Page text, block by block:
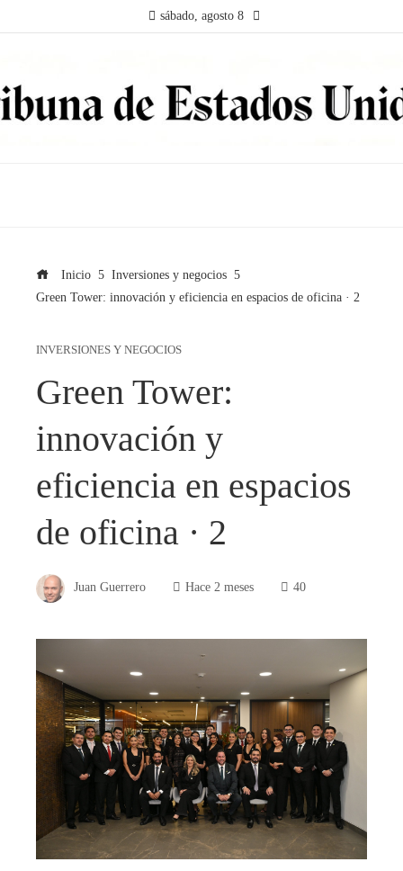
sábado, agosto 8
Inicio
Inversiones y negocios
Green Tower: innovación y eficiencia en espacios de oficina · 2
INVERSIONES Y NEGOCIOS
Green Tower:
innovación y
eficiencia en espacios
de oficina · 2
Juan Guerrero Hace 2 meses 40